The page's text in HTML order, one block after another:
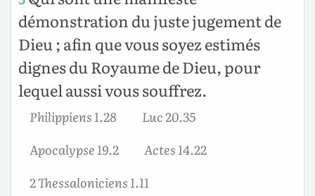
démonstration du juste jugement de
Dieu ; afin que vous soyez estimés
dignes du Royaume de Dieu, pour
lequel aussi vous souffrez.
Philippiens 1.28
Luc 20.35
Apocalypse 19.2
Actes 14.22
2 Thessaloniciens 1.11